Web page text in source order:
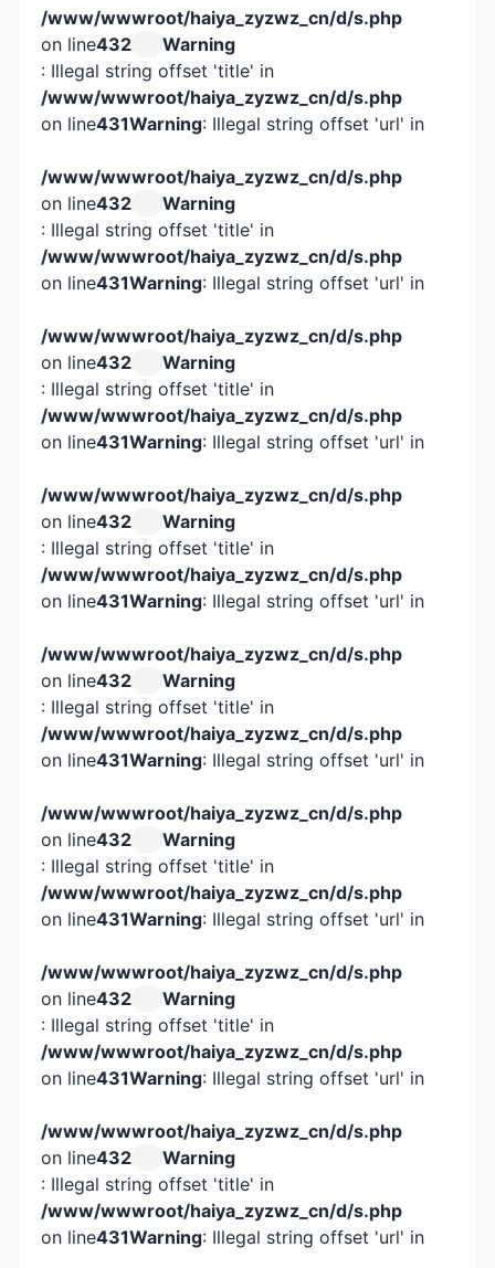
/www/wwwroot/haiya_zyzwz_cn/d/s.php
on line432
Warning
: Illegal string offset 'title' in
/www/wwwroot/haiya_zyzwz_cn/d/s.php
on line431Warning: Illegal string offset 'url' in
/www/wwwroot/haiya_zyzwz_cn/d/s.php
on line432
Warning
: Illegal string offset 'title' in
/www/wwwroot/haiya_zyzwz_cn/d/s.php
on line431Warning: Illegal string offset 'url' in
/www/wwwroot/haiya_zyzwz_cn/d/s.php
on line432
Warning
: Illegal string offset 'title' in
/www/wwwroot/haiya_zyzwz_cn/d/s.php
on line431Warning: Illegal string offset 'url' in
/www/wwwroot/haiya_zyzwz_cn/d/s.php
on line432
Warning
: Illegal string offset 'title' in
/www/wwwroot/haiya_zyzwz_cn/d/s.php
on line431Warning: Illegal string offset 'url' in
/www/wwwroot/haiya_zyzwz_cn/d/s.php
on line432
Warning
: Illegal string offset 'title' in
/www/wwwroot/haiya_zyzwz_cn/d/s.php
on line431Warning: Illegal string offset 'url' in
/www/wwwroot/haiya_zyzwz_cn/d/s.php
on line432
Warning
: Illegal string offset 'title' in
/www/wwwroot/haiya_zyzwz_cn/d/s.php
on line431Warning: Illegal string offset 'url' in
/www/wwwroot/haiya_zyzwz_cn/d/s.php
on line432
Warning
: Illegal string offset 'title' in
/www/wwwroot/haiya_zyzwz_cn/d/s.php
on line431Warning: Illegal string offset 'url' in
/www/wwwroot/haiya_zyzwz_cn/d/s.php
on line432
Warning
: Illegal string offset 'title' in
/www/wwwroot/haiya_zyzwz_cn/d/s.php
on line431Warning: Illegal string offset 'url' in